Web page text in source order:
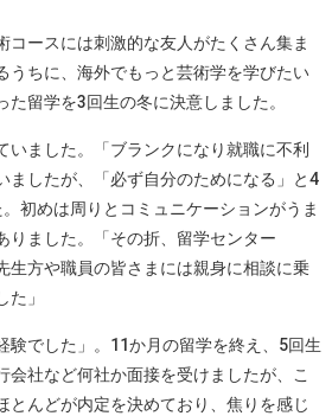
ースには刺激的な友人がたくさん集ま
うちに、海外でもっと芸術学を学びたい
た留学を3回生の冬に決意しました。
ました。「ブランクになり就職に不利
ましたが、「必ず自分のためになる」と4
初めは周りとコミュニケーションがうま
りました。「その折、留学センター
生方や職員の皆さまには親身に相談に乗
」
でした」。11か月の留学を終え、5回生
会社など何社か面接を受けましたが、こ
とんどが内定を決めており、焦りを感じ